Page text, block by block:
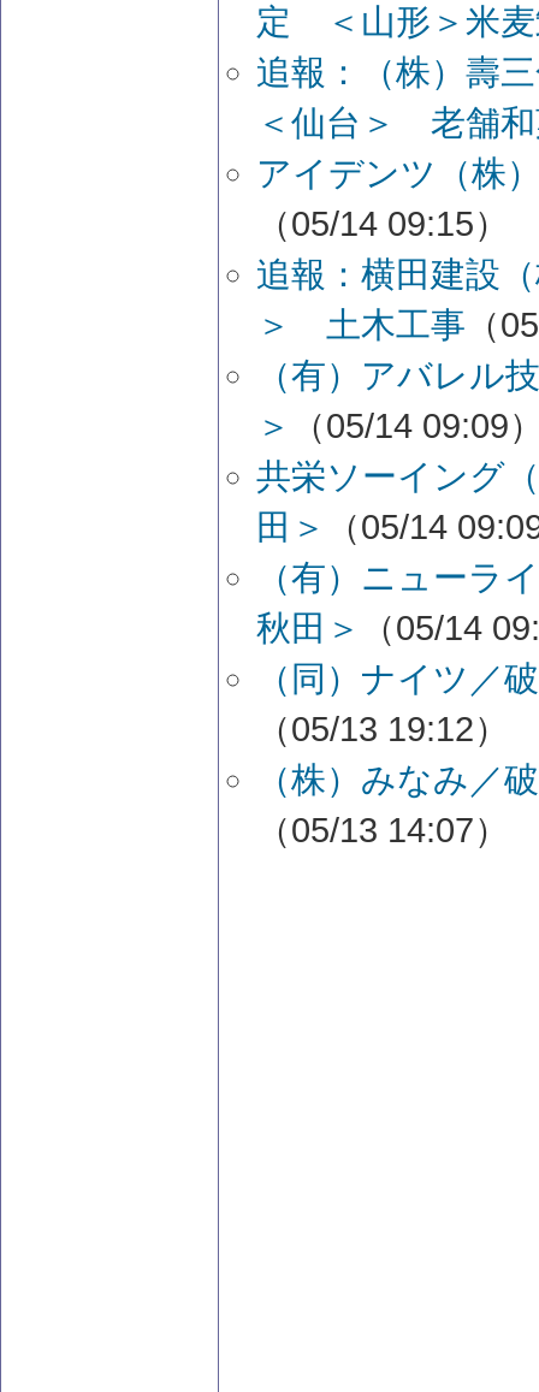
定 ＜山形＞米麦
追報：（株）壽
＜仙台＞ 老舗
アイデンツ（株
（05/14 09:15）
追報：横田建設
＞ 土木工事 （
（有）アバレル
＞
（05/14 09:09
共栄ソーイング
田＞
（05/14
（有）ニューラ
秋田＞
（05/14
（同）ナイツ／
（05/13 19:12）
（株）みなみ／
（05/13 14:07）